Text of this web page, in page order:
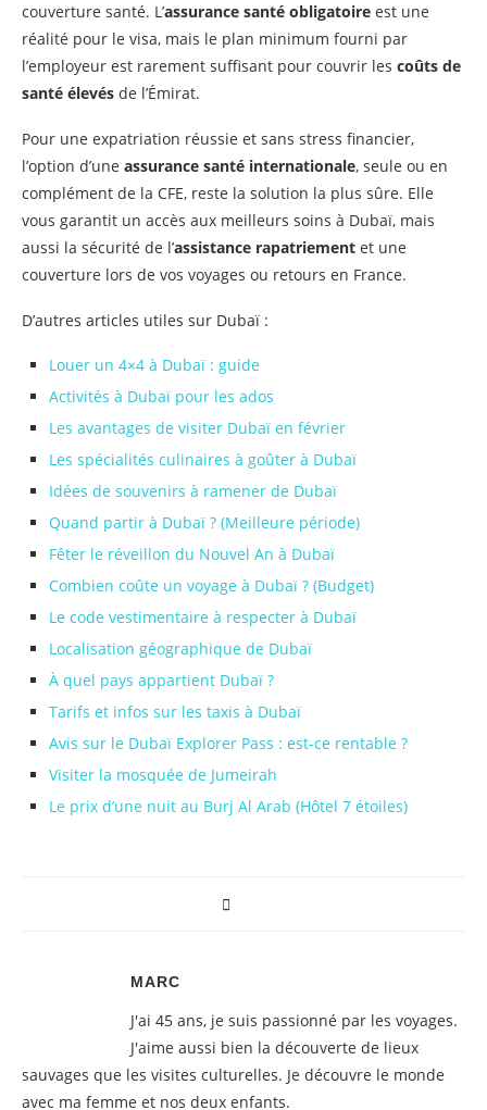
couverture santé. L’assurance santé obligatoire est une
réalité pour le visa, mais le plan minimum fourni par
l’employeur est rarement suffisant pour couvrir les coûts de
santé élevés de l’Émirat.
Pour une expatriation réussie et sans stress financier,
l’option d’une assurance santé internationale, seule ou en
complément de la CFE, reste la solution la plus sûre. Elle
vous garantit un accès aux meilleurs soins à Dubaï, mais
aussi la sécurité de l’assistance rapatriement et une
couverture lors de vos voyages ou retours en France.
D’autres articles utiles sur Dubaï :
Louer un 4×4 à Dubaï : guide
Activités à Dubaï pour les ados
Les avantages de visiter Dubaï en février
Les spécialités culinaires à goûter à Dubaï
Idées de souvenirs à ramener de Dubaï
Quand partir à Dubaï ? (Meilleure période)
Fêter le réveillon du Nouvel An à Dubaï
Combien coûte un voyage à Dubaï ? (Budget)
Le code vestimentaire à respecter à Dubaï
Localisation géographique de Dubaï
À quel pays appartient Dubaï ?
Tarifs et infos sur les taxis à Dubaï
Avis sur le Dubaï Explorer Pass : est-ce rentable ?
Visiter la mosquée de Jumeirah
Le prix d’une nuit au Burj Al Arab (Hôtel 7 étoiles)
MARC
J'ai 45 ans, je suis passionné par les voyages.
J'aime aussi bien la découverte de lieux
sauvages que les visites culturelles. Je découvre le monde
avec ma femme et nos deux enfants.